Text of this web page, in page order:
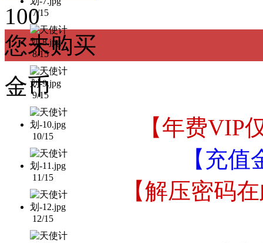
7/15
8/15
9/15
10/15
11/15
12/15
100
您未购买
金币
【年费VIP
【充
【解压密码